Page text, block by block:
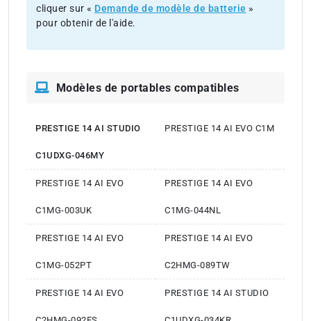
cliquer sur « Demande de modèle de batterie »
pour obtenir de l'aide.
Modèles de portables compatibles
PRESTIGE 14 AI STUDIO
C1UDXG-046MY
PRESTIGE 14 AI EVO C1M
PRESTIGE 14 AI EVO
C1MG-003UK
PRESTIGE 14 AI EVO
C1MG-044NL
PRESTIGE 14 AI EVO
C1MG-052PT
PRESTIGE 14 AI EVO
C2HMG-089TW
PRESTIGE 14 AI EVO PRESTIGE 14 AI STUDIO